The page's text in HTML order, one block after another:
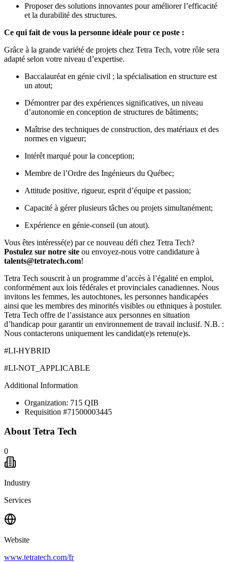
Proposer des solutions innovantes pour améliorer l’efficacité
et la durabilité des structures.
Ce qui fait de vous la personne idéale pour ce poste :
Grâce à la grande variété de projets chez Tetra Tech, votre rôle sera
adapté selon votre niveau d’expertise.
Baccalauréat en génie civil ; la spécialisation en structure est
un atout;
Démontrer par des expériences significatives, un niveau
d’autonomie en conception de structures de bâtiments;
Maîtrise des techniques de construction, des matériaux et des
normes en vigueur;
Intérêt marqué pour la conception;
Membre de l’Ordre des Ingénieurs du Québec;
Attitude positive, rigueur, esprit d’équipe et passion;
Capacité à gérer plusieurs tâches ou projets simultanément;
Expérience en génie-conseil (un atout).
Vous êtes intéressé(e) par ce nouveau défi chez Tetra Tech?
Postulez sur notre site ou envoyez-nous votre candidature à
talents@tetratech.com!
Tetra Tech souscrit à un programme d’accès à l’égalité en emploi,
conformément aux lois fédérales et provinciales canadiennes. Nous
invitons les femmes, les autochtones, les personnes handicapées
ainsi que les membres des minorités visibles ou ethniques à postuler.
Tetra Tech offre de l’assistance aux personnes en situation
d’handicap pour garantir un environnement de travail inclusif. N.B. :
Nous contacterons uniquement les candidat(e)s retenu(e)s.
#LI-HYBRID
#LI-NOT_APPLICABLE
Additional Information
Organization: 715 QIB
Requisition #71500003445
About Tetra Tech
0
Industry
Services
Website
www.tetratech.com/fr